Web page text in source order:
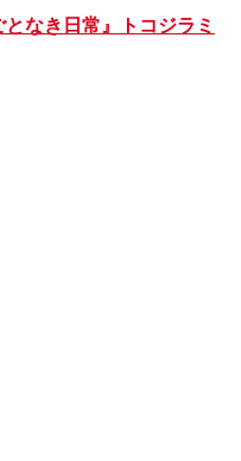
となき日常』トコジラミ